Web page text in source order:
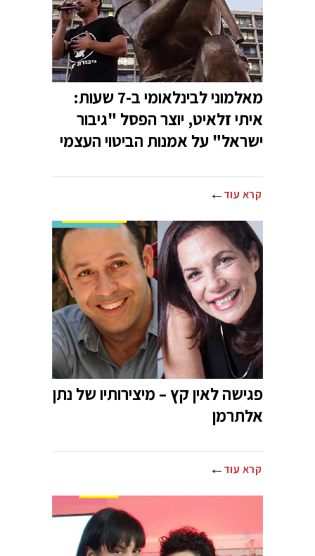
מאלמוני לבינלאומי ב-7 שעות:
איתי זלאיט, יוצר הפסל "גיבור
ישראל" על אמנות הביטוי העצמי
קרא עוד
פגישה לאין קץ – מיצירותיו של נתן
אלתרמן
קרא עוד